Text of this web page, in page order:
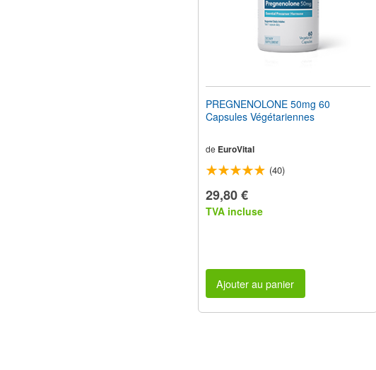
PREGNENOLONE 50mg 60
Capsules Végétariennes
de EuroVital
(40)
29,80 €
TVA incluse
Ajouter au panier